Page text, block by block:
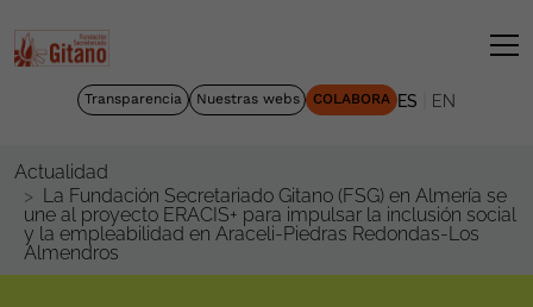
Transparencia Nuestras webs COLABORA ES EN
Actualidad
La Fundación Secretariado Gitano (FSG) en Almería se
une al proyecto ERACIS+ para impulsar la inclusión social
y la empleabilidad en Araceli-Piedras Redondas-Los
Almendros